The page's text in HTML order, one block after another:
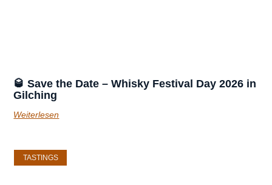
🥃 Save the Date – Whisky Festival Day 2026 in
Gilching
Weiterlesen
TASTINGS